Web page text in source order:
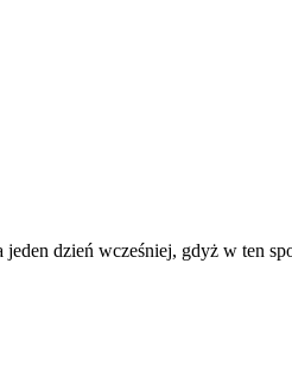
dzień wcześniej, gdyż w ten